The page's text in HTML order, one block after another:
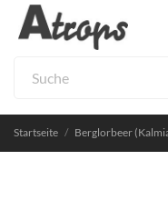
Startseite Berglorbeer